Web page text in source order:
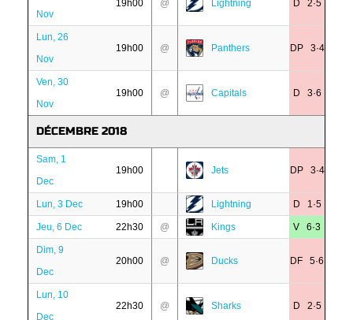
Nov
19h00 @ Lightning D 2·5
Lun, 26
Nov
19h00 @ Panthers DP 3·4
Ven, 30
Nov
19h00 @ Capitals D 3·6
DÉCEMBRE 2018
Sam, 1
Dec
19h00 Jets DP 3·4
Lun, 3 Dec 19h00 Lightning D 1·5
Jeu, 6 Dec 22h30 @ Kings V 6·3
Dim, 9
Dec
20h00 @ Ducks DF 5·6
Lun, 10
Dec
22h30 @ Sharks D 2·5